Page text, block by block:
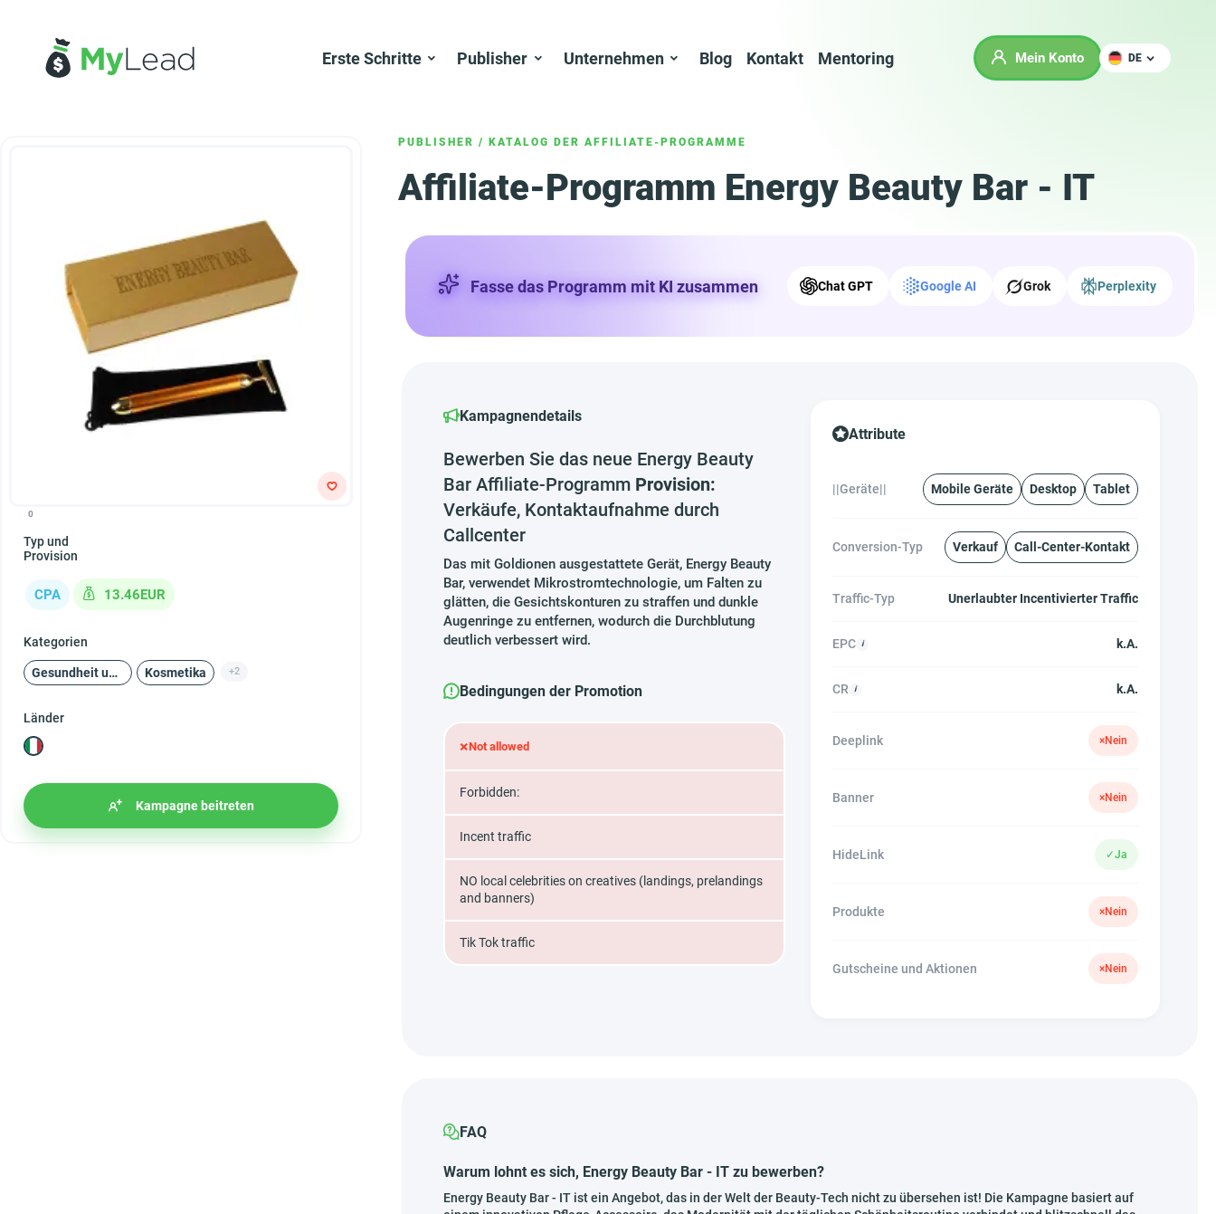
Erste Schritte Publisher Unternehmen Blog Kontakt Mentoring Mein Konto DE
PUBLISHER / KATALOG DER AFFILIATE-PROGRAMME
Affiliate-Programm Energy Beauty Bar - IT
0
Typ und
Provision
CPA 13.46EUR
Kategorien
Gesundheit und Schönheit Kosmetika +2
Länder
Kampagne beitreten
Fasse das Programm mit KI zusammen Chat GPT Google AI Grok Perplexity
Kampagnendetails
Bewerben Sie das neue Energy Beauty
Bar Affiliate-Programm Provision:
Verkäufe, Kontaktaufnahme durch
Callcenter
Das mit Goldionen ausgestattete Gerät, Energy Beauty
Bar, verwendet Mikrostromtechnologie, um Falten zu
glätten, die Gesichtskonturen zu straffen und dunkle
Augenringe zu entfernen, wodurch die Durchblutung
deutlich verbessert wird.
Bedingungen der Promotion
×Not allowed
Forbidden:
Incent traffic
NO local celebrities on creatives (landings, prelandings
and banners)
Tik Tok traffic
Attribute
||Geräte|| Mobile Geräte Desktop Tablet
Conversion-Typ Verkauf Call-Center-Kontakt
Traffic-Typ Unerlaubter Incentivierter Traffic
EPC k.A.
CR k.A.
Deeplink ×Nein
Banner ×Nein
HideLink ✓Ja
Produkte ×Nein
Gutscheine und Aktionen ×Nein
FAQ
Warum lohnt es sich, Energy Beauty Bar - IT zu bewerben?
Energy Beauty Bar - IT ist ein Angebot, das in der Welt der Beauty-Tech nicht zu übersehen ist! Die Kampagne basiert auf